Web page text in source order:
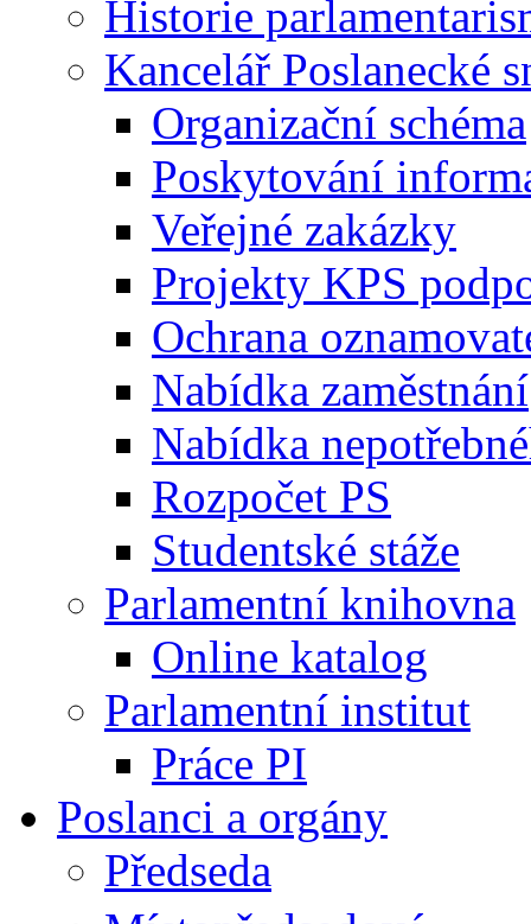
Historie
Kancelář Poslanecké
Organizační schéma
Poskytování
Veřejné zakázky
Projekty KPS
Ochrana
Nabídka zaměstnání
Nabídka
Rozpočet PS
Studentské stáže
Parlamentní knihovna
Online katalog
Parlamentní institut
Práce PI
Poslanci a orgány
Předseda